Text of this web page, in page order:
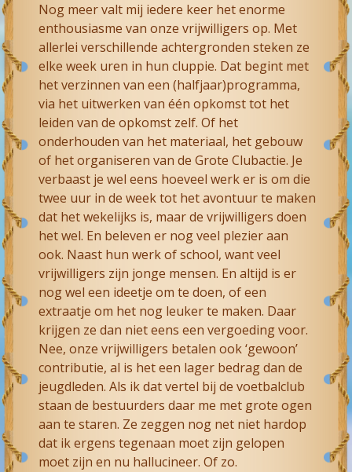
Nog meer valt mij iedere keer het enorme
enthousiasme van onze vrijwilligers op. Met
allerlei verschillende achtergronden steken ze
elke week uren in hun cluppie. Dat begint met
het verzinnen van een (halfjaar)programma,
via het uitwerken van één opkomst tot het
leiden van de opkomst zelf. Of het
onderhouden van het materiaal, het gebouw
of het organiseren van de Grote Clubactie. Je
verbaast je wel eens hoeveel werk er is om die
twee uur in de week tot het avontuur te maken
dat het wekelijks is, maar de vrijwilligers doen
het wel. En beleven er nog veel plezier aan
ook. Naast hun werk of school, want veel
vrijwilligers zijn jonge mensen. En altijd is er
nog wel een ideetje om te doen, of een
extraatje om het nog leuker te maken. Daar
krijgen ze dan niet eens een vergoeding voor.
Nee, onze vrijwilligers betalen ook ‘gewoon’
contributie, al is het een lager bedrag dan de
jeugdleden. Als ik dat vertel bij de voetbalclub
staan de bestuurders daar me met grote ogen
aan te staren. Ze zeggen nog net niet hardop
dat ik ergens tegenaan moet zijn gelopen
moet zijn en nu hallucineer. Of zo.